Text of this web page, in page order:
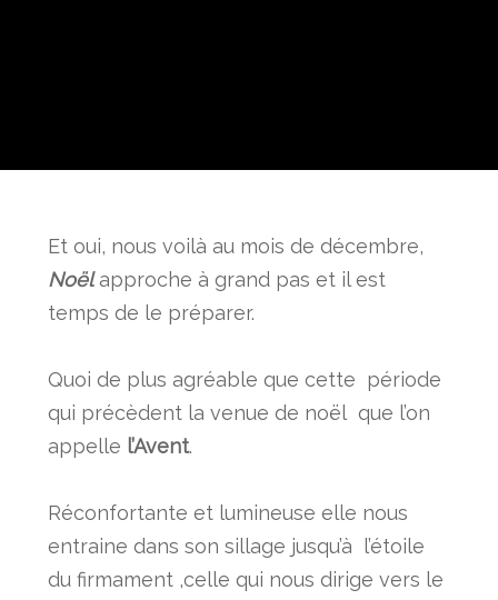
Et oui, nous voilà au mois de décembre,
Noëlapproche à grand pas et il est
temps de le préparer.
Quoi de plus agréable que cette période
qui précèdent la venue de noël que l’on
appelle l’Avent.
Réconfortante et lumineuse elle nous
entraine dans son sillage jusqu’à l’étoile
du firmament ,celle qui nous dirige vers le